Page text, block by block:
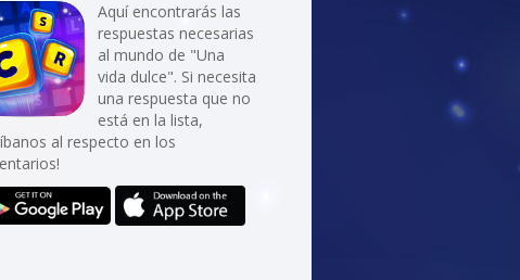
Aquí encontrarás las
respuestas necesarias
al mundo de "Una
vida dulce". Si necesita
una respuesta que no
está en la lista,
al respecto en los